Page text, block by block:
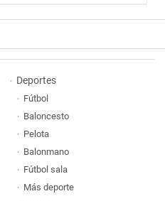
Deportes
Fútbol
Baloncesto
Pelota
Balonmano
Fútbol sala
Más deporte